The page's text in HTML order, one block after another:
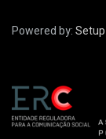
Powered by: